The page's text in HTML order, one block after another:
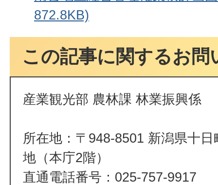
872.8KB)
この記事に関するお問
産業観光部 農林課 林業振興係
所在地：〒948-8501 新潟県十
地（本庁2階）
直通電話番号：025-757-9917